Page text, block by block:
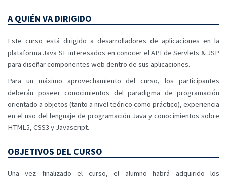
A QUIÉN VA DIRIGIDO
Este curso está dirigido a desarrolladores de aplicaciones en la
plataforma Java SE interesados en conocer el API de Servlets & JSP
para diseñar componentes web dentro de sus aplicaciones.
Para un máximo aprovechamiento del curso, los participantes
deberán poseer conocimientos del paradigma de programación
orientado a objetos (tanto a nivel teórico como práctico), experiencia
en el uso del lenguaje de programación Java y conocimientos sobre
HTML5, CSS3 y Javascript.
OBJETIVOS DEL CURSO
Una vez finalizado el curso, el alumno habrá adquirido los